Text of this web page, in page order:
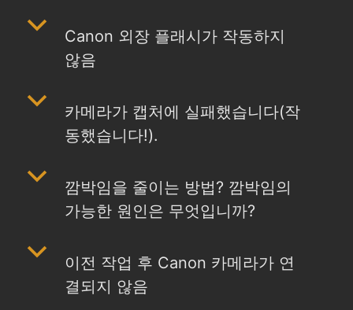
b
Canon 외장 플래시가 작동하지
않음
b
카메라가 캡처에 실패했습니다(작
동했습니다!).
b
깜박임을 줄이는 방법? 깜박임의
가능한 원인은 무엇입니까?
b
이전 작업 후 Canon 카메라가 연
결되지 않음